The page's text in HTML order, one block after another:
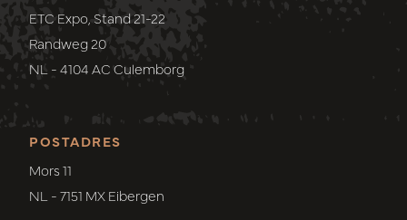
POSTADRES
Mors 11
NL - 7151 MX Eibergen
ETC Expo, Stand 21-22
Randweg 20
NL - 4104 AC Culemborg